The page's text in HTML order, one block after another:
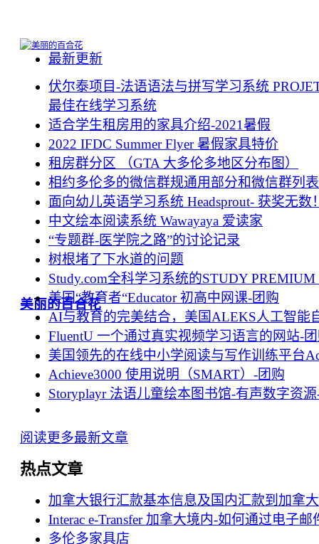
美丽的百合花
最新更新
伏尔泰项目-法语语法与拼写学习系统
最佳在线学习系统
适合学生租房用的家具介绍-2021暑假
2022 IFDC Summer Flyer 暑假家具特价
租房群分区 （GTA 大多伦多地区分布图）
相约多伦多的微信群规通用部分和微信群列表
面向幼儿英语学习系统 Headsprout- 获奖无数
中文绘本阅读系统 Wawayaya 爱读家
“专题群-医学院之路”的讨论记录
树根堵了下水道的问题
Study.com全科学习系统的STUDY
美国“教育者“Educator 初高中网课-团购
AI与教育的完美结合，美国ALEKS人工智能
FluentU 一个通过真实视频学习语言的网站-
美国领先的在线中小学阅读与写作训练平台
Achieve3000 使用说明（SMART）-团购
Storyplayr 法语儿童绘本图书馆-有声数字资
阅读更多最新文章
热点文章
加拿大银行汇款基本信息及国内汇款到加拿
Interac e-Transfer 加拿大境内-如何通过电子邮
多伦多家具店